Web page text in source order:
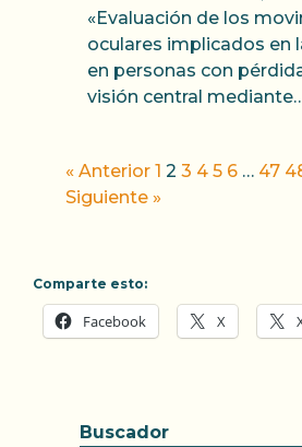
«Evaluación de los
oculares implicados en
en personas con
visión central
« Anterior 1 2 3 4 5 6 … 47
Siguiente »
Comparte esto:
Facebook X
Buscador